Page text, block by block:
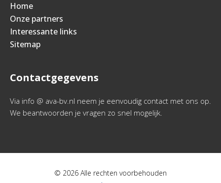
Home
Onze partners
Interessante links
Sitemap
Contactgegevens
Via info @ ava-bv.nl neem je eenvoudig contact met ons op.
We beantwoorden je vragen zo snel mogelijk.
© 2026 Alle rechten voorbehouden